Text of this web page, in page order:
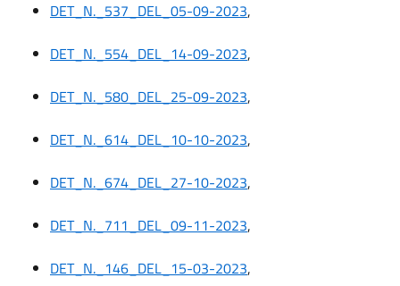
DET_N._537_DEL_05-09-2023,
DET_N._554_DEL_14-09-2023,
DET_N._580_DEL_25-09-2023,
DET_N._614_DEL_10-10-2023,
DET_N._674_DEL_27-10-2023,
DET_N._711_DEL_09-11-2023,
DET_N._146_DEL_15-03-2023,